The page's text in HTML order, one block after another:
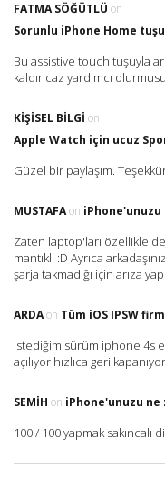
FATMA SÖĞÜTLÜ on
Sorunlu iPhone Home
Bu assistive touch tuşuyla
kaldırıcaz yardımcı
KIŞISEL BILGI on
Apple Watch için ucuz
Güzel bir paylaşım.
MUSTAFAon
Zaten laptop'ları özellikle
mantıklı :D Ayrıca
şarja takmadığı için arıza
ARDAon Tüm iOS IPSW
istediğim sürüm iphone 4s
açılıyor hızlıca geri
SEMIH on iPhone'unuzu
100 / 100 yapmak sakıncalı